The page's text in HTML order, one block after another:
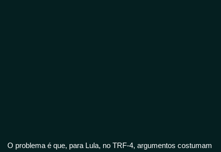
O problema é que, para Lula, no TRF-4, argumentos costumam